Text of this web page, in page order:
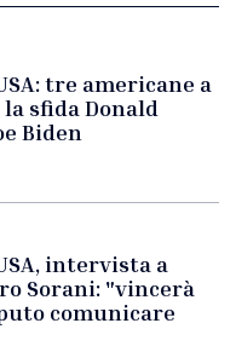
tre americane a
sfida Donald
Biden
intervista a
Sorani: "vincerà
comunicare